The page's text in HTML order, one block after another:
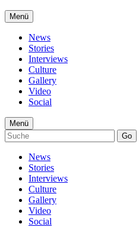
Menü
News
Stories
Interviews
Culture
Gallery
Video
Social
Menü
Go
News
Stories
Interviews
Culture
Gallery
Video
Social